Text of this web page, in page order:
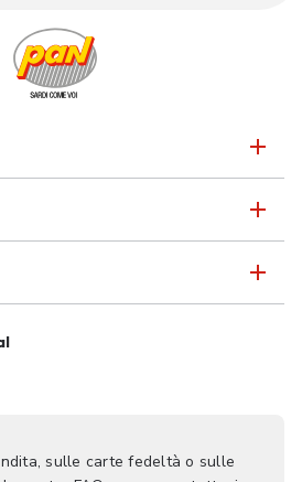
sulle carte fedeltà o sulle